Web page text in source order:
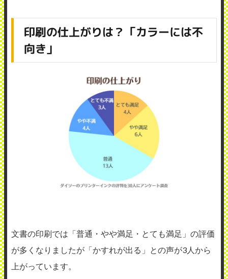
印刷の仕上がりは？「カラーには不
向き」
文書の印刷では「普通・やや満足・とても満足」の評価
が多くなりましたが「かすれが出る」との声が3人から
上がっています。